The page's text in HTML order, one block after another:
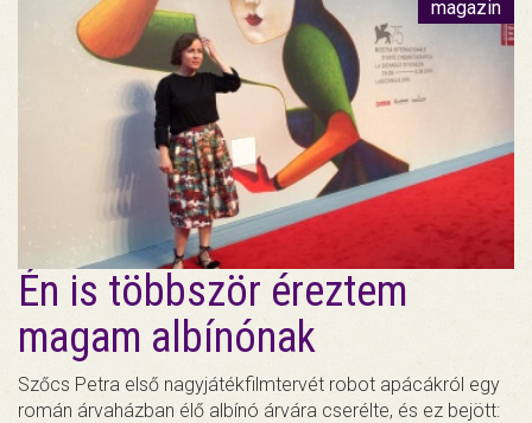
magazin
Én is többször éreztem
magam albínónak
Szőcs Petra első nagyjátékfilmtervét robot apácákról egy
román árvaházban élő albínó árvára cserélte, és ez bejött: